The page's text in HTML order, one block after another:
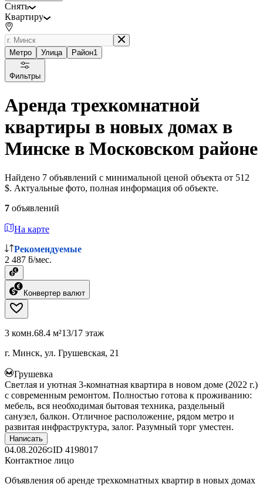
Снять
Квартиру
Метро Улица Район1
Фильтры
Аренда трехкомнатной
квартиры в новых домах в
Минске в Московском районе
Найдено 7 объявлений с минимальной ценой объекта от 512
$. Актуальные фото, полная информация об объекте.
7 объявлений
На карте
Рекомендуемые
2 487 ƃ/мес.
Конвертер валют
3 комн.68.4 м²13/17 этаж
г. Минск, ул. Грушевская, 21
Грушевка
Светлая и уютная 3-комнатная квартира в новом доме (2022 г.)
с современным ремонтом. Полностью готова к проживанию:
мебель, вся необходимая бытовая техника, раздельный
санузел, балкон. Отличное расположение, рядом метро и
развитая инфраструктура, залог. Разумный торг уместен.
Написать
04.08.2026 ID 4198017
Контактное лицо
Объявления об аренде трехкомнатных квартир в новых домах